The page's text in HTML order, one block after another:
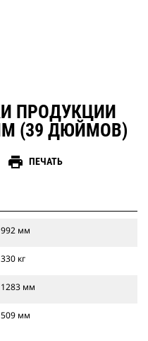
ПРОДУКЦИИ
(39 ДЮЙМОВ)
print ПЕЧАТЬ
992 мм
330 кг
1283 мм
509 мм